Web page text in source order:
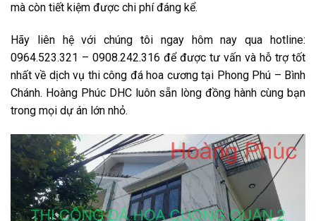
mà còn tiết kiệm được chi phí đáng kể.
Hãy liên hệ với chúng tôi ngay hôm nay qua hotline:
0964.523.321 – 0908.242.316 để được tư vấn và hỗ trợ tốt
nhất về dịch vụ thi công đá hoa cương tại Phong Phú – Bình
Chánh. Hoàng Phúc DHC luôn sẵn lòng đồng hành cùng bạn
trong mọi dự án lớn nhỏ.